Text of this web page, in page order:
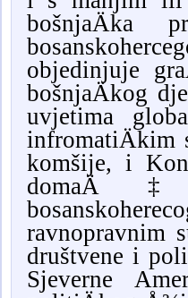
objedinjuje
bošnjaÄkog
uvjetima
komšije, i
ravnopravnim
društvene i
Sjeverne